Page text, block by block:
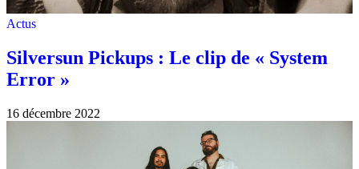
Actus
Silversun Pickups : Le clip de « System
Error »
16 décembre 2022